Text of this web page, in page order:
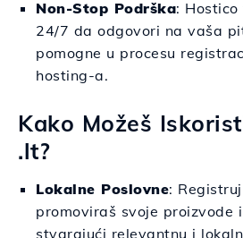
Non-Stop Podrška:
24/7 da odgovori na vaša
pomogne u procesu
hosting-a.
Kako Možeš
.lt?
Lokalne Poslovne:
promoviraš svoje proizvode
stvarajući relevantnu i